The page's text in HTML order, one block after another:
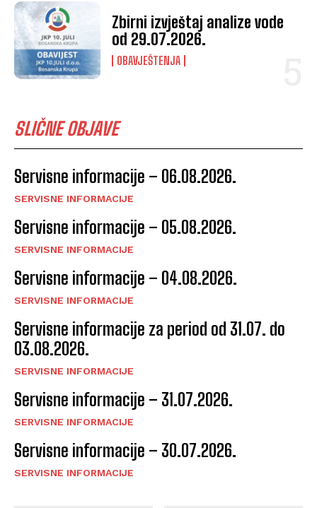
Zbirni izvještaj analize vode
od 29.07.2026.
OBAVJEŠTENJA
SLIČNE OBJAVE
Servisne informacije – 06.08.2026.
SERVISNE INFORMACIJE
Servisne informacije – 05.08.2026.
SERVISNE INFORMACIJE
Servisne informacije – 04.08.2026.
SERVISNE INFORMACIJE
Servisne informacije za period od 31.07. do
03.08.2026.
SERVISNE INFORMACIJE
Servisne informacije – 31.07.2026.
SERVISNE INFORMACIJE
Servisne informacije – 30.07.2026.
SERVISNE INFORMACIJE